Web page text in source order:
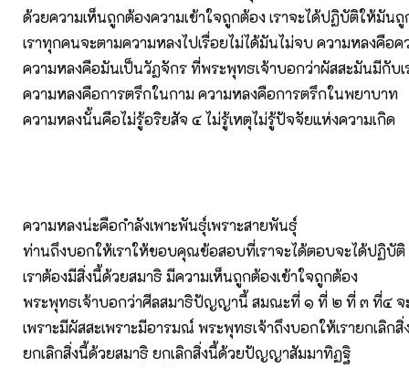
ด้วยความเห็นถูกต้องความเข้าใจถูกต้อง เราจะได้ปฏิบัติให้มัน
เราทุกคนจะตามความหลงไปเรื่อยไม่ได้มันไม่จบ ความหลงคือค
ความหลงคือมันเป็นวัฏจักร ที่พระพุทธเจ้าบอกว่าผัสสะมันมีกับเ
ความหลงคือการตรึกในกาม ความหลงคือการตรึกในพยาบาท
ความหลงนั้นคือไม่รู้อริยสัจ ๔ ไม่รู้เหตุไม่รู้ปัจจัยแห่งความเกิด
ความหลงน่ะคือกำลังเพาะพันธุ์เพราะสายพันธุ์
ท่านถึงบอกให้เราให้ขอบคุณข้อสอบที่เราจะได้ตอบจะได้ปฏิบัติ
เราต้องมีสิ่งนี้ด้วยสมาธิ มีความเห็นถูกต้องเข้าใจถูกต้อง
พระพุทธเจ้าบอกว่าศีลสมาธิปัญญานี้ สมณะที่ ๑ ที่ ๒ ที่ ๓ ที่๔ จ
เพราะมีผัสสะเพราะมีอารมณ์ พระพุทธเจ้าถึงบอกให้เรายกเลิก
ยกเลิกสิ่งนี้ด้วยสมาธิ ยกเลิกสิ่งนี้ด้วยปัญญาสัมมาทิฏฐิ